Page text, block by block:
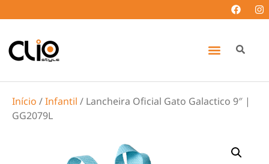
Início /Infantil / Lancheira Oficial Gato Galactico 9″ |
GG2079L